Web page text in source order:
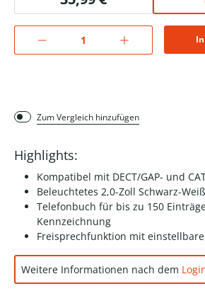
Zum Vergleich hinzufügen
Highlights:
Kompatibel mit DECT/GAP- und
Beleuchtetes 2,0-Zoll Schwarz-
Telefonbuch für bis zu 150
Kennzeichnung
Freisprechfunktion mit
Weitere Informationen nach dem